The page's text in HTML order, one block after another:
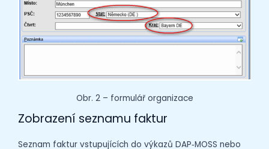
Obr. 2 – formulář organizace
Zobrazení seznamu faktur
Seznam faktur vstupujících do výkazů DAP‑MOSS nebo